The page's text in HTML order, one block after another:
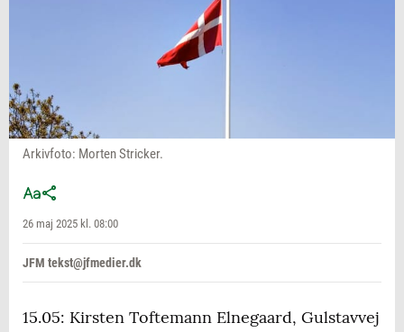
Arkivfoto: Morten Stricker.
26 maj 2025 kl. 08:00
JFM tekst@jfmedier.dk
15.05: Kirsten Toftemann Elnegaard, Gulstavvej